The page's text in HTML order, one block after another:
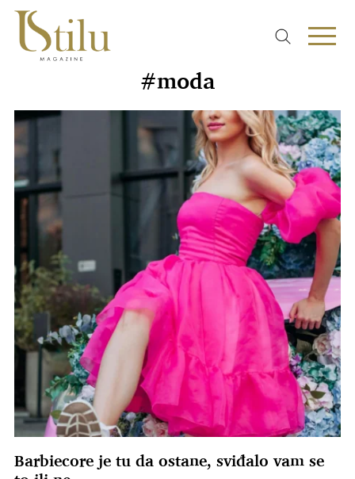
#moda
Barbiecore je tu da ostane, sviđalo vam se